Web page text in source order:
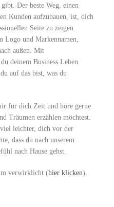
Der beste Weg, einen
Kunden aufzubauen, ist, dich
Seite zu zeigen.
Logo und Markennamen,
außen. Mit
deinem Business Leben
auf das bist, was du
für dich Zeit und höre gerne
Träumen erzählen möchtest.
leichter, dich vor der
dass du nach unserem
nach Hause gehst.
verwirklicht (hier klicken).